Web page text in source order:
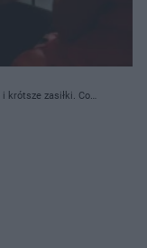
krótsze zasiłki. Co